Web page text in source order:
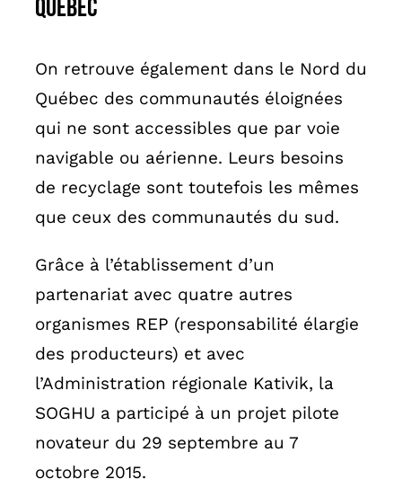
QUEBEC
On retrouve également dans le Nord du
Québec des communautés éloignées
qui ne sont accessibles que par voie
navigable ou aérienne. Leurs besoins
de recyclage sont toutefois les mêmes
que ceux des communautés du sud.
Grâce à l’établissement d’un
partenariat avec quatre autres
organismes REP (responsabilité élargie
des producteurs) et avec
l’Administration régionale Kativik, la
SOGHU a participé à un projet pilote
novateur du 29 septembre au 7
octobre 2015.